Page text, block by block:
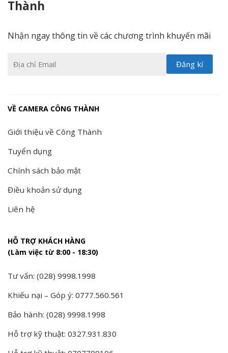
Thành
Nhận ngay thông tin về các chương trình khuyến mãi
VỀ CAMERA CÔNG THÀNH
Giới thiệu về Công Thành
Tuyển dụng
Chính sách bảo mật
Điều khoản sử dụng
Liên hệ
HỖ TRỢ KHÁCH HÀNG
(Làm việc từ 8:00 - 18:30)
Tư vấn: (028) 9998.1998
Khiếu nại – Góp ý: 0777.560.561
Bảo hành: (028) 9998.1998
Hỗ trợ kỹ thuật: 0327.931.830